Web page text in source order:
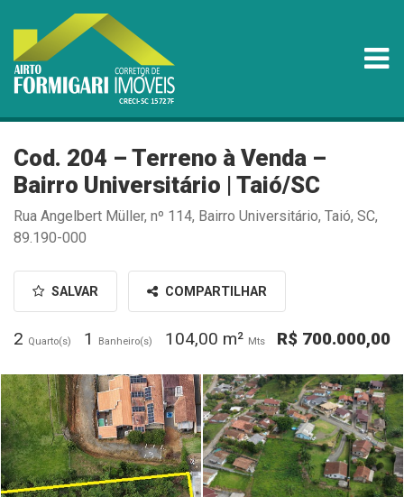
Cod. 204 – Terreno à Venda –
Bairro Universitário | Taió/SC
Rua Angelbert Müller, nº 114, Bairro Universitário, Taió, SC,
89.190-000
SALVAR COMPARTILHAR
2 Quarto(s) 1 Banheiro(s) 104,00 m² Mts R$ 700.000,00
default default